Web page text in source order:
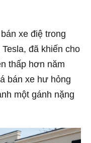
xe điệ trong
đã khiến cho
thấp hơn năm
bán xe hư hỏng
một gánh nặng